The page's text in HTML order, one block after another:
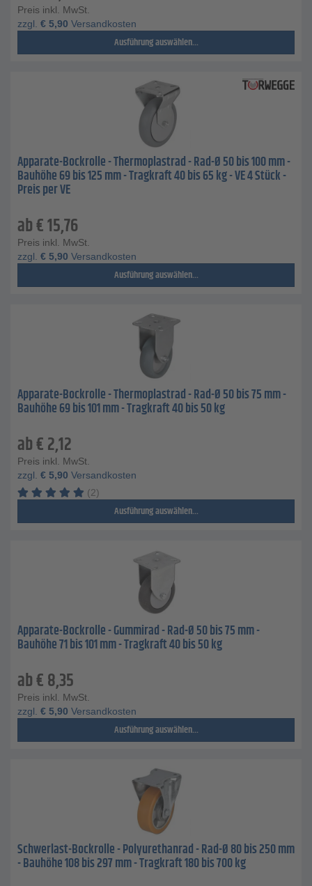
Preis inkl. MwSt.
zzgl. € 5,90 Versandkosten
Ausführung auswählen...
Apparate-Bockrolle - Thermoplastrad - Rad-Ø 50 bis 100 mm -
Bauhöhe 69 bis 125 mm - Tragkraft 40 bis 65 kg - VE 4 Stück -
Preis per VE
ab€15,76
Preis inkl. MwSt.
zzgl. € 5,90 Versandkosten
Ausführung auswählen...
Apparate-Bockrolle - Thermoplastrad - Rad-Ø 50 bis 75 mm -
Bauhöhe 69 bis 101 mm - Tragkraft 40 bis 50 kg
ab€2,12
Preis inkl. MwSt.
zzgl. € 5,90 Versandkosten
(2)
Ausführung auswählen...
Apparate-Bockrolle - Gummirad - Rad-Ø 50 bis 75 mm -
Bauhöhe 71 bis 101 mm - Tragkraft 40 bis 50 kg
ab€8,35
Preis inkl. MwSt.
zzgl. € 5,90 Versandkosten
Ausführung auswählen...
Schwerlast-Bockrolle - Polyurethanrad - Rad-Ø 80 bis 250 mm
- Bauhöhe 108 bis 297 mm - Tragkraft 180 bis 700 kg